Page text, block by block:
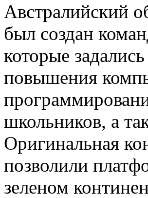
Австралийский
был создан
которые
повышения
школьников, а
Оригинальная
позволили
зеленом